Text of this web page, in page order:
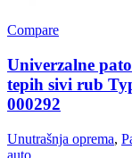
Compare
Univerzalne
tepih sivi rub
000292
Unutrašnja oprema,
auto